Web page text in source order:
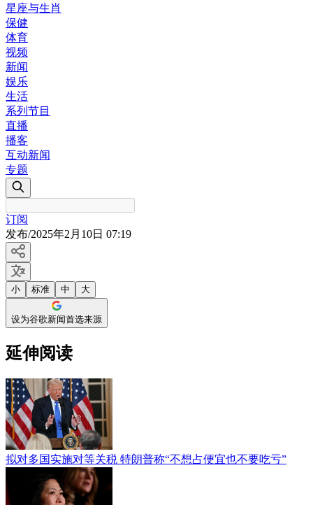
星座与生肖
保健
体育
视频
新闻
娱乐
生活
系列节目
直播
播客
互动新闻
专题
订阅
发布/2025年2月10日 07:19
小 标准 中 大
设为谷歌新闻首选来源
延伸阅读
拟对多国实施对等关税 特朗普称“不想占便宜也不要吃亏”